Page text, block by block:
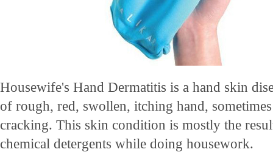
Housewife's Hand Dermatitis is a hand skin
of rough, red, swollen, itching hand,
cracking. This skin condition is mostly the
chemical detergents while doing housework.